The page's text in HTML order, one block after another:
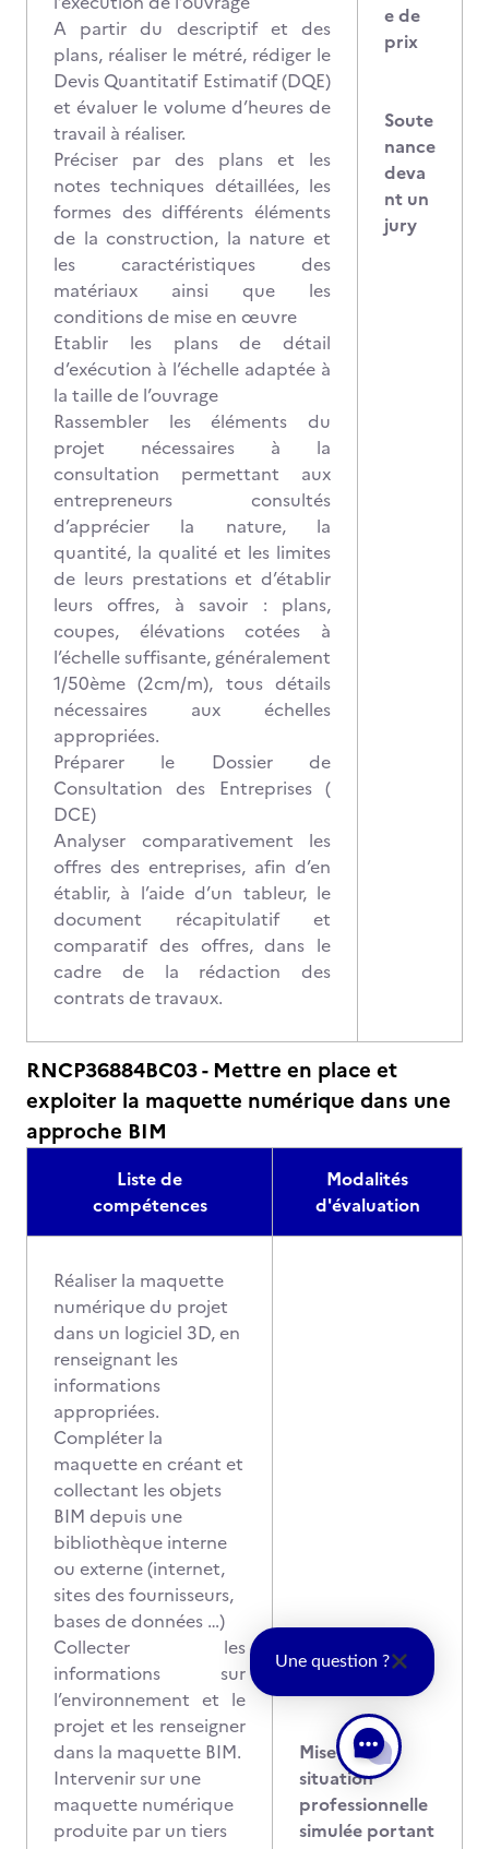
A partir du descriptif et des
plans, réaliser le métré, rédiger le
Devis Quantitatif Estimatif (DQE)
et évaluer le volume d’heures de
travail à réaliser.
Préciser par des plans et les
notes techniques détaillées, les
formes des différents éléments
de la construction, la nature et
les caractéristiques des
matériaux ainsi que les
conditions de mise en œuvre
Etablir les plans de détail
d’exécution à l’échelle adaptée à
la taille de l’ouvrage
Rassembler les éléments du
projet nécessaires à la
consultation permettant aux
entrepreneurs consultés
d’apprécier la nature, la
quantité, la qualité et les limites
de leurs prestations et d’établir
leurs offres, à savoir : plans,
coupes, élévations cotées à
l’échelle suffisante, généralement
1/50ème (2cm/m), tous détails
nécessaires aux échelles
appropriées.
Préparer le Dossier de
Consultation des Entreprises (
DCE)
Analyser comparativement les
offres des entreprises, afin d’en
établir, à l’aide d’un tableur, le
document récapitulatif et
comparatif des offres, dans le
cadre de la rédaction des
contrats de travaux.
e de
prix
Soute
nance
deva
nt un
jury
RNCP36884BC03 - Mettre en place et
exploiter la maquette numérique dans une
approche BIM
Liste de
compétences
Modalités
d'évaluation
Réaliser la maquette
numérique du projet
dans un logiciel 3D, en
renseignant les
informations
appropriées.
Compléter la
maquette en créant et
collectant les objets
BIM depuis une
bibliothèque interne
ou externe (internet,
sites des fournisseurs,
bases de données …)
Collecter les
informations sur
l’environnement et le
projet et les renseigner
dans la maquette BIM.
Intervenir sur une
maquette numérique
produite par un tiers
Mise en
situation
professionnelle
simulée portant
Une question ?